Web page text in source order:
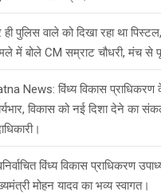
ही पुलिस वाले को दिखा रहा था
में बोले CM सम्राट चौधरी, मंच से
News: विंध्य विकास प्राधिकरण
विकास को नई दिशा देने का
विंध्य विकास प्राधिकरण
मोहन यादव का भव्य स्वागत।